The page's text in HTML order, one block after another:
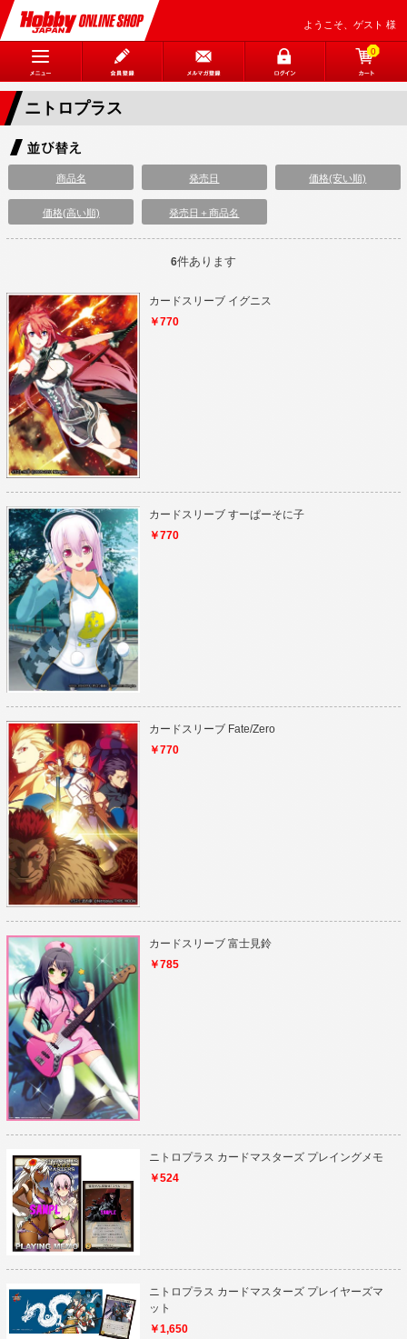
ようこそ、ゲスト 様
0
ニトロプラス
商品名 発売日 価格(安い順)
価格(高い順) 発売日＋商品名
6件あります
カードスリーブ イグニス
￥770
カードスリーブ すーぱーそに子
￥770
カードスリーブ Fate/Zero
￥770
カードスリーブ 富士見鈴
￥785
ニトロプラス カードマスターズ プレイングメモ
￥524
ニトロプラス カードマスターズ プレイヤーズマ
ット
￥1,650